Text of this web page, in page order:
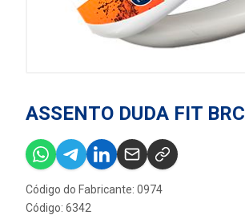
ASSENTO DUDA FIT BRC
Código do Fabricante: 0974
Código: 6342